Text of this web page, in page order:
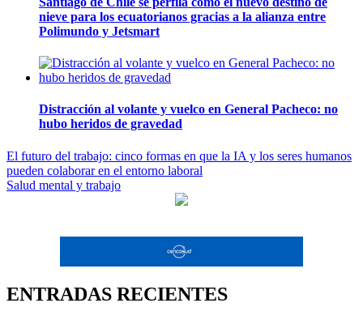
nieve para los ecuatorianos gracias a la alianza entre
Polimundo y Jetsmart
Distracción al volante y vuelco en General Pacheco: no
hubo heridos de gravedad
Navegación
de
El futuro del trabajo: cinco formas en que la IA y los seres humanos
pueden colaborar en el entorno laboral
Salud mental y trabajo
ENTRADAS RECIENTES